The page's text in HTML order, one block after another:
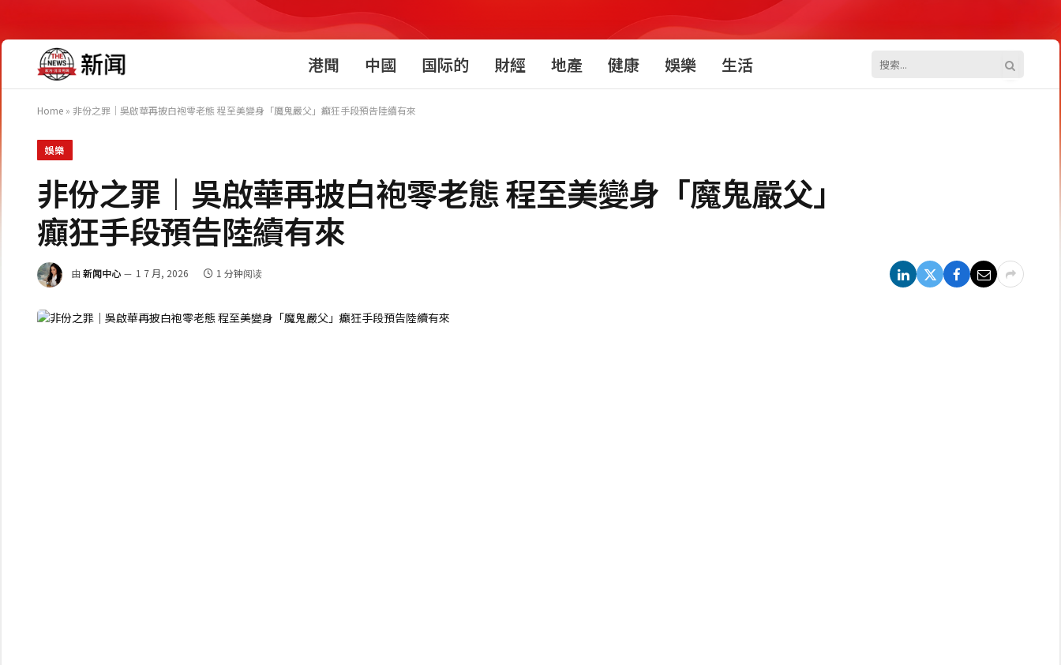
港聞 中國 国际的 財經 地產 健康 娛樂 生活
Home » 非份之罪｜吳啟華再披白袍零老態 程至美變身「魔鬼嚴父」癲狂手段預告陸續有來
娛樂
非份之罪｜吳啟華再披白袍零老態 程至美變身「魔鬼嚴父」
癲狂手段預告陸續有來
由 新闻中心 1 7 月, 2026 1 分钟阅读